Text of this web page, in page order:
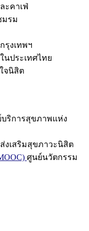
ะคาเฟ่
มรม
รุงเทพฯ
นประเทศไทย
จนิสิต
ริการสุขภาพแห่ง
งเสริมสุขภาวะนิสิต
ศูนย์นวัตกรรม